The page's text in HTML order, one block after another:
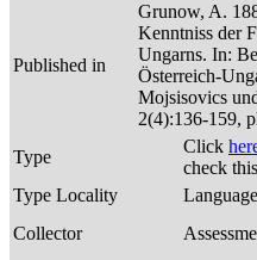
Published in
Grunow, A.
Kenntniss der
Ungarns. In:
Österreich-
Mojsisovics
2(4):136-159,
Type
Click
check
Type Locality
Collector